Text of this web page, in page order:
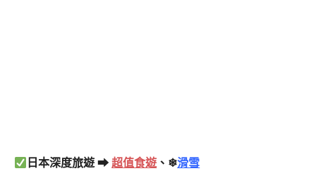
日本深度旅遊 ➡超值食遊 、❄滑雪